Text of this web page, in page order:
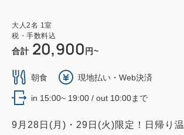
大人2名 1室
税・手数料込
合計 20,900 円~
朝食 現地払い・Web決済
in 15:00~ 19:00 / out 10:00まで
9月28日(月)・29日(火)限定！日帰り